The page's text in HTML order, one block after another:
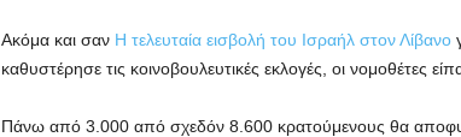
Ακόμα και σαν Η τελευταία εισβολή του Ισραήλ στον Λίβανο
καθυστέρησε τις κοινοβουλευτικές εκλογές, οι
Πάνω από 3.000 από σχεδόν 8.600 κρατούμενους θα